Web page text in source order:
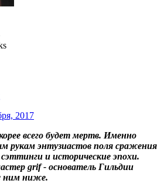
2017
всего будет мертв. Именно
рукам энтузиастов поля сражения
сэттинги и исторические эпохи.
grif - основатель Гильдии
ним ниже.